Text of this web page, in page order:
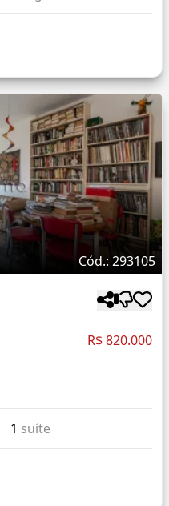
Cód.: 293105
R$ 820.000
1 suíte